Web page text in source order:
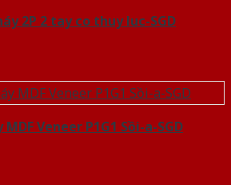
2P 2 tay co thuy luc-SGD
Veneer P1G1 Sồi-a-SGD